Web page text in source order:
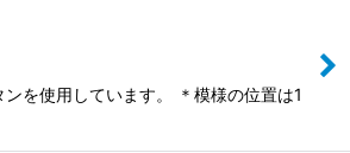
を使用しています。 ＊模様の位置は1